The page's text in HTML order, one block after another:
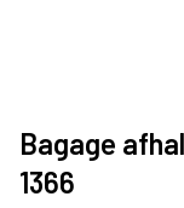
Bagage
1366